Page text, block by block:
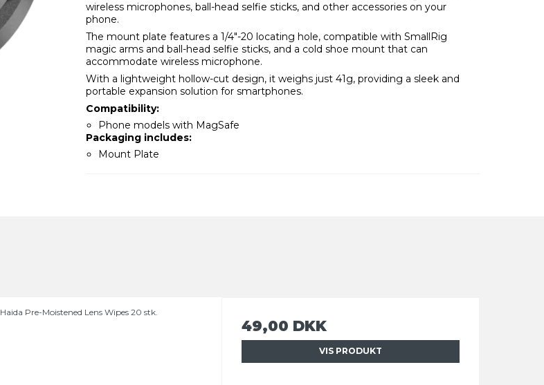
wireless microphones, ball-head selfie sticks, and other accessories on your
phone.
The mount plate features a 1/4"-20 locating hole, compatible with SmallRig
magic arms and ball-head selfie sticks, and a cold shoe mount that can
accommodate wireless microphone.
With a lightweight hollow-cut design, it weighs just 41g, providing a sleek and
portable expansion solution for smartphones.
Compatibility:
Phone models with MagSafe
Packaging includes:
Mount Plate
Haida Pre-Moistened Lens Wipes 20 stk.
49,00 DKK
VIS PRODUKT